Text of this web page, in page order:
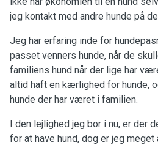
jeg kontakt med andre hunde på
Jeg har erfaring inde for
passet venners hunde, når de
familiens hund når der lige har
altid haft en kærlighed for hunde,
hunde der har været i familien.
I den lejlighed jeg bor i nu, er der
for at have hund, dog er jeg